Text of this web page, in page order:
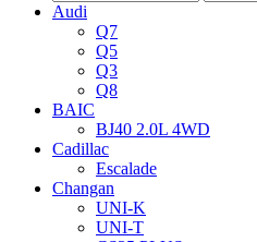
Audi
Q7
Q5
Q3
Q8
BAIC
BJ40 2.0L 4WD
Cadillac
Escalade
Changan
UNI-K
UNI-T